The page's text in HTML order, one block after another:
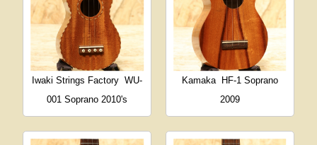
Iwaki Strings Factory WU-
001 Soprano 2010's
Kamaka
HF-1 Soprano
2009